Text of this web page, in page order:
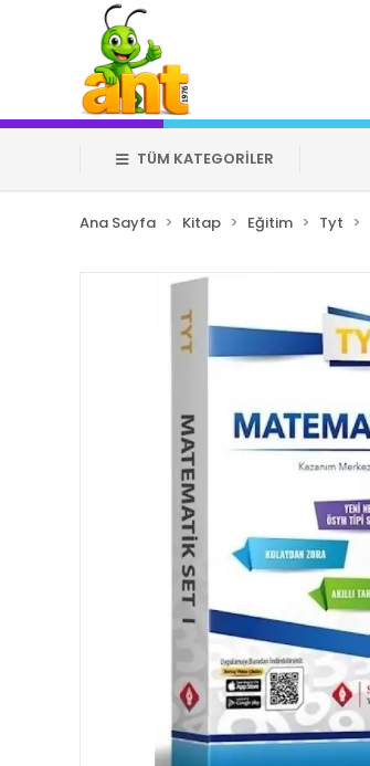
TÜM KATEGORİLER
Ana Sayfa Kitap Eğitim Tyt